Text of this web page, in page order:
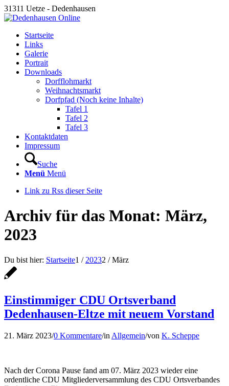
31311 Uetze - Dedenhausen
Startseite
Links
Galerie
Portrait
Downloads
Dorfflohmarkt
Weihnachtsmarkt
Dorfpfad (Noch keine Inhalte)
Tafel 1
Tafel 2
Tafel 3
Kontaktdaten
Impressum
Suche
Menü Menü
Link zu Rss dieser Seite
Archiv für das Monat: März,
2023
Du bist hier: Startseite1 / 20232 / März
Einstimmiger CDU Ortsverband
Dedenhausen-Eltze mit neuem Vorstand
21. März 2023/0 Kommentare/in Allgemein/von K. Scheppe
Nach der Corona Pause fand am 07. März 2023 wieder eine
ordentliche CDU Mitgliederversammlung des CDU Ortsverbandes